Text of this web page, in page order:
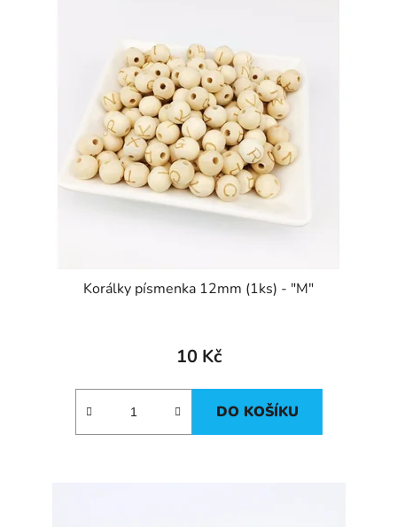
Korálky písmenka 12mm (1ks) - "M"
10 Kč
DO KOŠÍKU